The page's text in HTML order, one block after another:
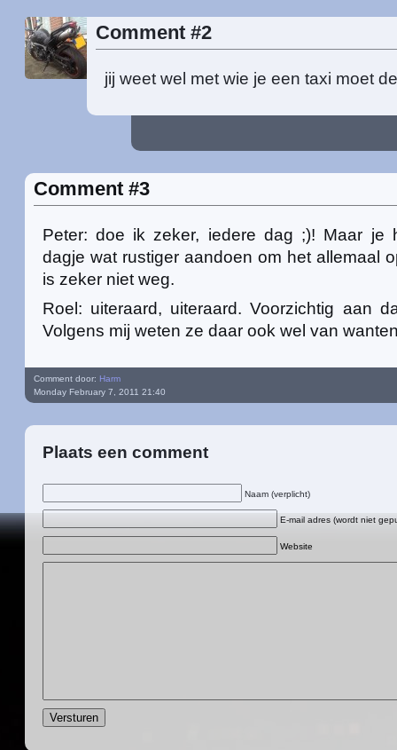
Comment #2
jij weet wel met wie je een taxi moet
Comment #3
Peter: doe ik zeker, iedere dag ;)! Maar je
dagje wat rustiger aandoen om het allemaal
is zeker niet weg.
Roel: uiteraard, uiteraard. Voorzichtig aan
Volgens mij weten ze daar ook wel van
Comment door: Harm
Monday February 7, 2011 21:40
Plaats een comment
Naam (verplicht)
E-mail adres (wordt niet
Website